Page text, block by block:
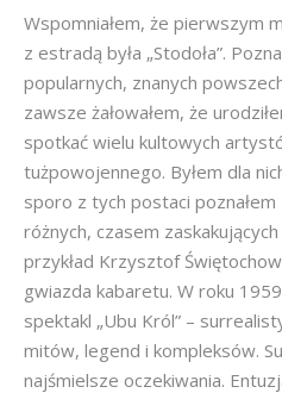
Wspomniałem, że pierwszym
z estradą była „Stodoła”.
popularnych, znanych
zawsze żałowałem, że
spotkać wielu kultowych
tużpowojennego. Byłem dla
sporo z tych postaci
różnych, czasem
przykład Krzysztof
gwiazda kabaretu. W roku
spektakl „Ubu Król” –
mitów, legend i kompleksów.
najśmielsze oczekiwania.